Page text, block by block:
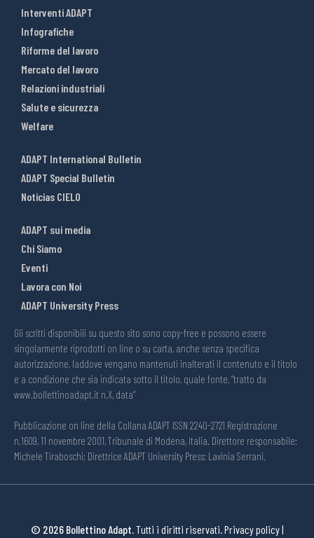
Interventi ADAPT
Infografiche
Riforme del lavoro
Mercato del lavoro
Relazioni industriali
Salute e sicurezza
Welfare
ADAPT International Bulletin
ADAPT Special Bulletin
Noticias CIELO
ADAPT sui media
Chi Siamo
Eventi
Lavora con Noi
ADAPT University Press
Gli scritti disponibili su questo sito sono copy-free e possono essere
singolarmente riprodotti on line o su carta, anche senza specifica
autorizzazione, laddove vengano mantenuti inalterati il contenuto e il titolo
e a condizione che sia indicata sotto il titolo, quale fonte, “tratto da
www.bollettinoadapt.it n.X, data“
Pubblicazione on line della Collana ADAPT ISSN 2240-2721 Registrazione
n.1609, 11 novembre 2001, Tribunale di Modena, Italia. Direttore responsabile:
Michele Tiraboschi; Direttrice ADAPT University Press: Lavinia Serrani.
© 2026 Bollettino Adapt. Tutti i diritti riservati. Privacy policy|